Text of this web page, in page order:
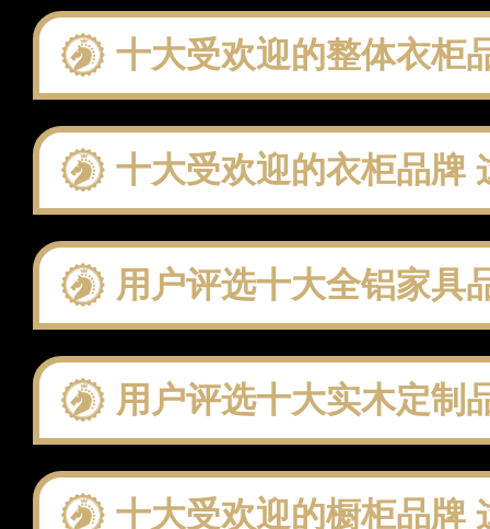
十大受欢迎的整体衣柜品牌 这些
十大受欢迎的衣柜品牌 这
用户评选十大全铝家具品牌：聚焦
用户评选十大实木定制品牌：聚焦
十大受欢迎的橱柜品牌 这